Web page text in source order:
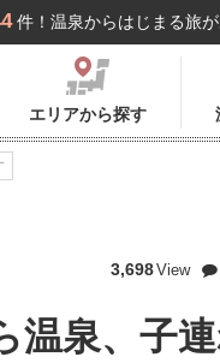
件！温泉からはじまる旅
エリアから探す
3,698View
温泉、子